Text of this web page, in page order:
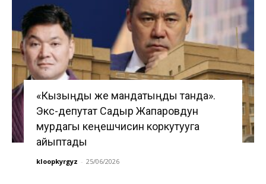
«Кызыңды же мандатыңды танда».
Экс-депутат Садыр Жапаровдун
мурдагы кеңешчисин коркутууга
айыптады
kloopkyrgyz - 25/06/2026